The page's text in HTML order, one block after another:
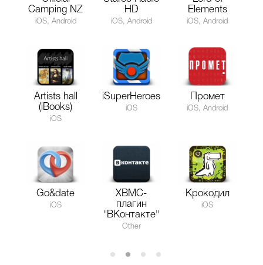
Camping NZ
iOS, Android
HD
iOS, Android
Elements
iOS, Android
Artists hall
(iBooks)
iOS
iSuperHeroes
iOS
Промет
iOS, Android
Go&date
iOS
XBMC-
плагин
"ВКонтакте"
Other
Крокодил
iOS